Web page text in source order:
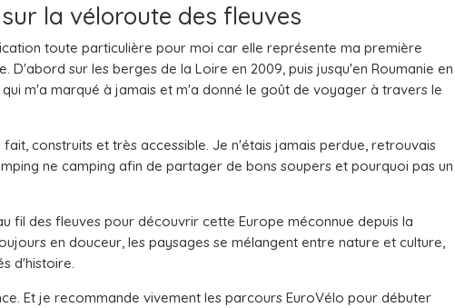
la véloroute des fleuves
toute particulière pour moi car elle représente ma première
D'abord sur les berges de la Loire en 2009, puis jusqu'en Roumanie en
qui m'a marqué à jamais et m'a donné le goût de voyager à travers le
construits et très accessible. Je n'étais jamais perdue, retrouvais
ne camping afin de partager de bons soupers et pourquoi pas un
fil des fleuves pour découvrir cette Europe méconnue depuis la
en douceur, les paysages se mélangent entre nature et culture,
d'histoire.
Et je recommande vivement les parcours EuroVélo pour débuter